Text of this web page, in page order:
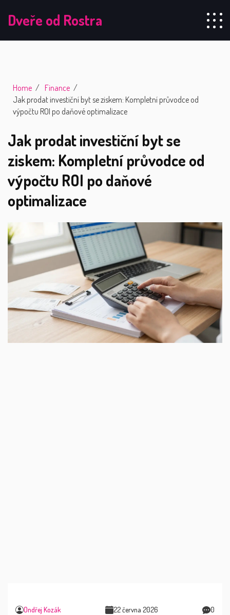
Dveře od Rostra
Home
Finance
Jak prodat investiční byt se ziskem: Kompletní průvodce od
výpočtu ROI po daňové optimalizace
Jak prodat investiční byt se
ziskem: Kompletní průvodce od
výpočtu ROI po daňové
optimalizace
Ondřej Kozák 22 června 2026 0